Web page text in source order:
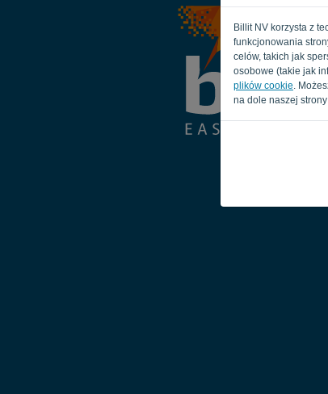
Billit NV korzysta z
funkcjonowania
celów, takich jak
osobowe (takie jak
plików cookie.
na dole naszej